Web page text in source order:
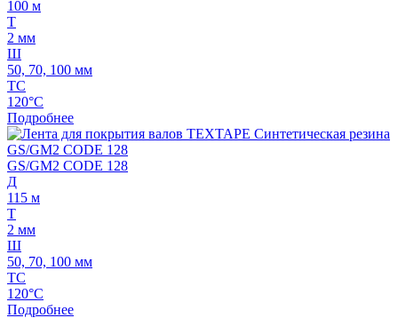
100 м
Т
2 мм
Ш
50, 70, 100 мм
ТС
120°C
Подробнее
GS/GM2 CODE 128
Д
115 м
Т
2 мм
Ш
50, 70, 100 мм
ТС
120°C
Подробнее